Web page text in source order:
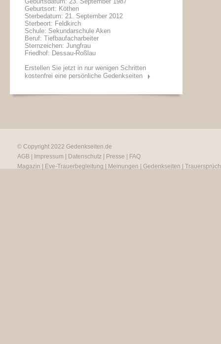
Geburtsort: Köthen
Sterbedatum: 21. September 2012
Sterbeort: Feldkirch
Schule: Sekundarschule Aken
Beruf: Tiefbaufacharbeiter
Sternzeichen: Jungfrau
Friedhof: Dessau-Roßlau
Erstellen Sie jetzt in nur wenigen Schritten
kostenfrei eine persönliche Gedenkseiten
© Copyright 2022 Gedenkseiten.de
AGB
Impressum Datenschutz Presse
FAQ
Magazin
Eve-Trauerbegleitung Meinungen Gedenkseiten